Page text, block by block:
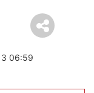
06:59